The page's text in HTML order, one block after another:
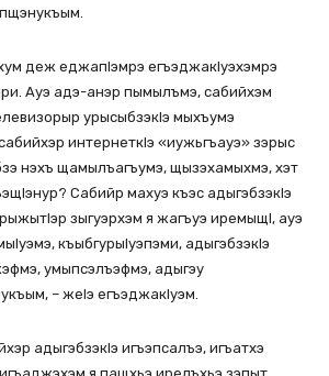
деж еджапIэмрэ егъэджакIуэхэмрэ
Ауэ адэ-анэр пымылъмэ, сабийхэм
урысыбзэкIэ мыхъумэ
интернеткIэ «иужьгъауэ» зэрыс
нэхъ щамылъагъумэ, щызэхамыхмэ, хэт
Сабийр махуэ къэс адыгэбзэкIэ
зыгуэрхэм я жагъуэ иремыщI, ауэ
къыбгурыIуэпэми, адыгэбзэкIэ
умыпсэлъэфмэ, адыгэу
– жеІэ егъэджакІуэм.
адыгэбзэкIэ игъэпсалъэ, игъатхэ